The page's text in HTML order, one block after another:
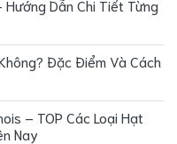
Dẫn Chi Tiết Từng
Đặc Điểm Và Cách
– TOP Các Loại Hạt
Nay